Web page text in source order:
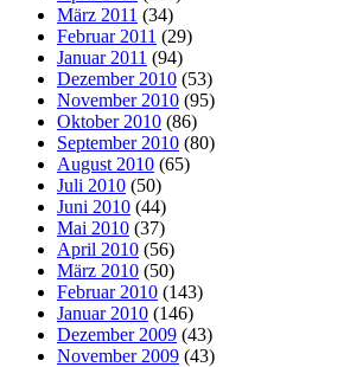
März 2011 (34)
Februar 2011 (29)
Januar 2011 (94)
Dezember 2010 (53)
November 2010 (95)
Oktober 2010 (86)
September 2010 (80)
August 2010 (65)
Juli 2010 (50)
Juni 2010 (44)
Mai 2010 (37)
April 2010 (56)
März 2010 (50)
Februar 2010 (143)
Januar 2010 (146)
Dezember 2009 (43)
November 2009 (43)